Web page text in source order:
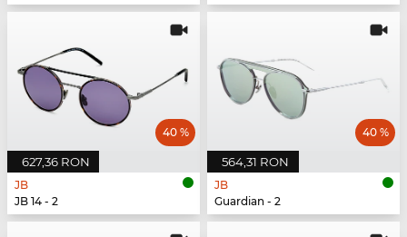
627,36 RON
40 %
JB
JB 14 - 2
564,31 RON
40 %
JB
Guardian - 2